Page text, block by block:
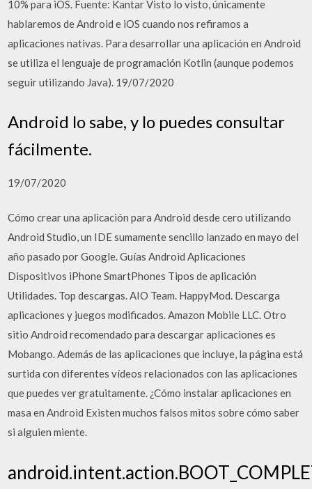
10% para iOS. Fuente: Kantar Visto lo visto, únicamente
hablaremos de Android e iOS cuando nos refiramos a
aplicaciones nativas. Para desarrollar una aplicación en Android
se utiliza el lenguaje de programación Kotlin (aunque podemos
seguir utilizando Java). 19/07/2020
Android lo sabe, y lo puedes consultar
fácilmente.
19/07/2020
Cómo crear una aplicación para Android desde cero utilizando
Android Studio, un IDE sumamente sencillo lanzado en mayo del
año pasado por Google. Guías Android Aplicaciones
Dispositivos iPhone SmartPhones Tipos de aplicación
Utilidades. Top descargas. AIO Team. HappyMod. Descarga
aplicaciones y juegos modificados. Amazon Mobile LLC. Otro
sitio Android recomendado para descargar aplicaciones es
Mobango. Además de las aplicaciones que incluye, la página está
surtida con diferentes vídeos relacionados con las aplicaciones
que puedes ver gratuitamente. ¿Cómo instalar aplicaciones en
masa en Android Existen muchos falsos mitos sobre cómo saber
si alguien miente.